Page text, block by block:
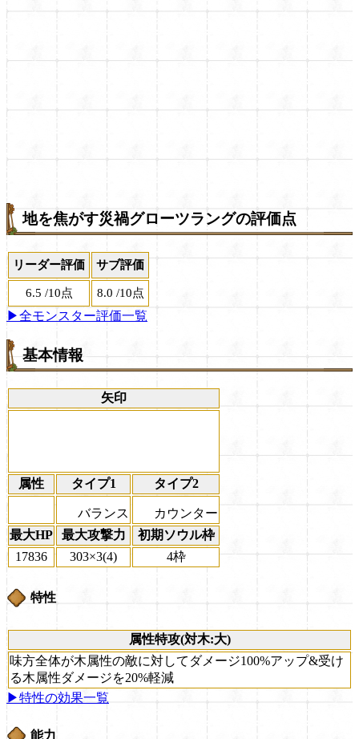
地を焦がす災禍グローツラングの評価点
リーダー評価 サブ評価
6.5 /10点 8.0 /10点
▶全モンスター評価一覧
基本情報
矢印
属性 タイプ1 タイプ2
バランス
カウンター
最大HP
最大攻撃力
初期ソウル枠
17836
303×3(4) 4枠
特性
属性特攻(対木:大)
味方全体が木属性の敵に対してダメージ100%アップ&受け
る木属性ダメージを20%軽減
▶特性の効果一覧
能力